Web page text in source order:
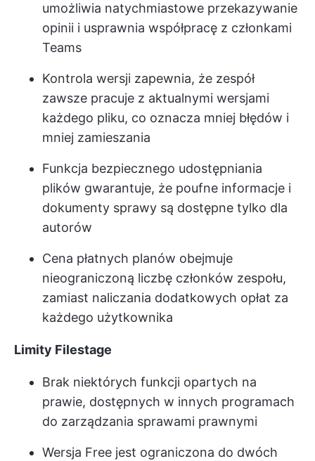
umożliwia natychmiastowe przekazywanie
opinii i usprawnia współpracę z członkami
Teams
Kontrola wersji zapewnia, że zespół
zawsze pracuje z aktualnymi wersjami
każdego pliku, co oznacza mniej błędów i
mniej zamieszania
Funkcja bezpiecznego udostępniania
plików gwarantuje, że poufne informacje i
dokumenty sprawy są dostępne tylko dla
autorów
Cena płatnych planów obejmuje
nieograniczoną liczbę członków zespołu,
zamiast naliczania dodatkowych opłat za
każdego użytkownika
Limity Filestage
Brak niektórych funkcji opartych na
prawie, dostępnych w innych programach
do zarządzania sprawami prawnymi
Wersja Free jest ograniczona do dwóch